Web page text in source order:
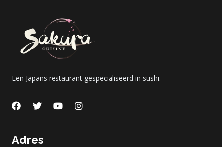
Een Japans restaurant gespecialiseerd in sushi.
Adres